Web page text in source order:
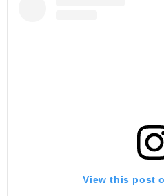
View this post